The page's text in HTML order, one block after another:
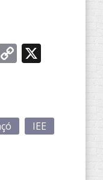
Copy
IEE